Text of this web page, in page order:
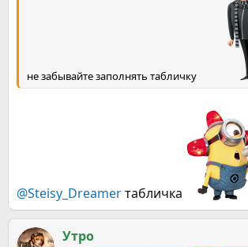
не забывайте заполнять табличку
@Steisy_Dreamerтабличка
Утро